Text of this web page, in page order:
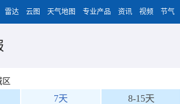
雷达 云图 天气地图 专业产品 资讯 视频 节气
区
7天 8-15天